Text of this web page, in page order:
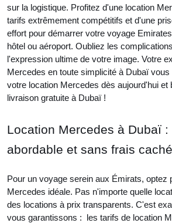
sur la logistique. Profitez d'une location
tarifs extrêmement compétitifs et d'une
effort pour démarrer votre voyage
hôtel ou aéroport. Oubliez les
l'expression ultime de votre image. Votre
Mercedes en toute simplicité à Dubaï
votre location Mercedes dès aujourd'hui et
livraison gratuite à Dubaï !
Location Mercedes à Dubaï
abordable et sans frais
Pour un voyage serein aux Émirats, optez
Mercedes idéale. Pas n'importe quelle
des locations à prix transparents. C'est
vous garantissons : les tarifs de location